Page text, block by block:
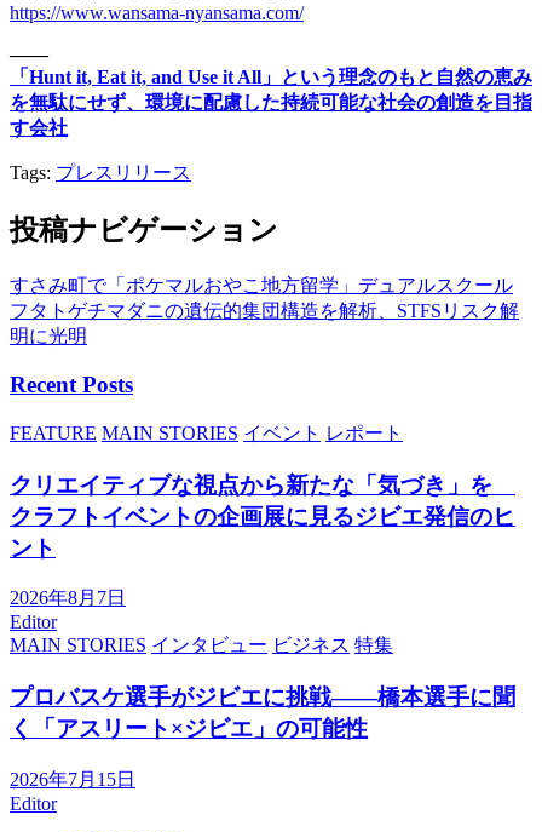
https://www.wansama-nyansama.com/
――
「Hunt it, Eat it, and Use it All」という理念のもと自然の恵み
を無駄にせず、環境に配慮した持続可能な社会の創造を目指
す会社
Tags: プレスリリース
投稿ナビゲーション
すさみ町で「ポケマルおやこ地方留学」デュアルスクール
フタトゲチマダニの遺伝的集団構造を解析、STFSリスク解
明に光明
Recent Posts
FEATURE MAIN STORIES イベント レポート
クリエイティブな視点から新たな「気づき」を
クラフトイベントの企画展に見るジビエ発信のヒ
ント
2026年8月7日
Editor
MAIN STORIES インタビュー ビジネス 特集
プロバスケ選手がジビエに挑戦――橋本選手に聞
く「アスリート×ジビエ」の可能性
2026年7月15日
Editor